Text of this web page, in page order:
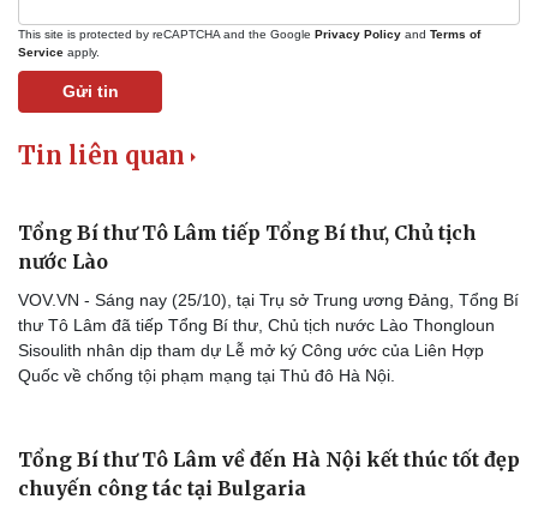
This site is protected by reCAPTCHA and the Google Privacy Policy and Terms of
Service apply.
Gửi tin
Tin liên quan
Tổng Bí thư Tô Lâm tiếp Tổng Bí thư, Chủ tịch